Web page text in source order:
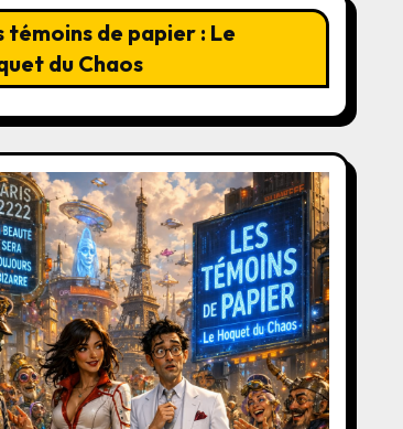
témoins de papier : Le
du Chaos